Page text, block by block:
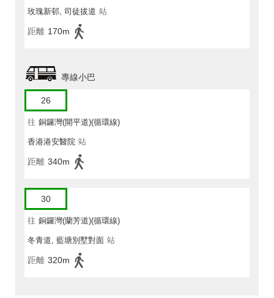
玫瑰新邨, 司徒拔道 站
距離 170m
專線小巴
26
往 銅鑼灣(開平道)(循環線)
香港港安醫院 站
距離 340m
30
往 銅鑼灣(蘭芳道)(循環線)
冬青道, 藍塘別墅對面 站
距離 320m